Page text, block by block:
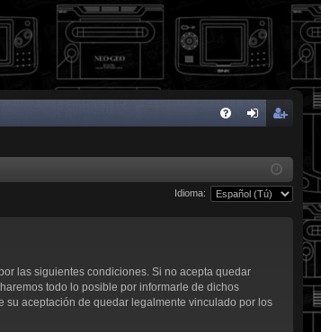
fic
ist
ra
Idioma:
las siguientes condiciones. Si no acepta quedar
todo lo posible por informarle de dichos
su aceptación de quedar legalmente vinculado por los